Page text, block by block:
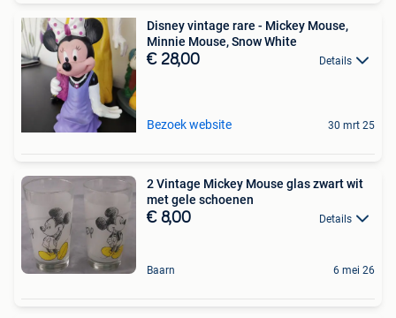
Disney vintage rare - Mickey Mouse,
Minnie Mouse, Snow White
€ 28,00 Details
Bezoek website 30 mrt 25
2 Vintage Mickey Mouse glas zwart wit
met gele schoenen
€ 8,00 Details
Baarn 6 mei 26